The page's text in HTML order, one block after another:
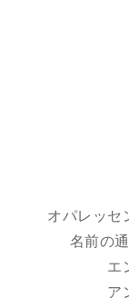
オパレッセ
名前の
エ
ア